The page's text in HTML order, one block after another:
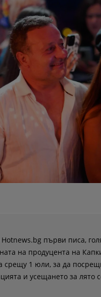
Hotnews.bg първи писа,
на продуцента на
срещу 1 юли, за да
и усещането за лято